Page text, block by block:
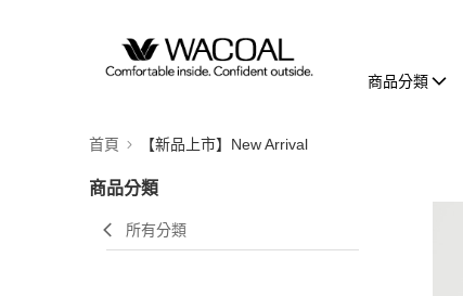
商品分類
首頁 【新品上市】New Arrival
商品分類
所有分類